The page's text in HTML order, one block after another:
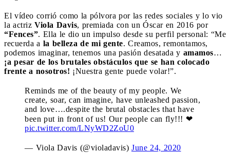
El vídeo corrió como la pólvora por las redes sociales y lo vio
la actriz Viola Davis, premiada con un Óscar en 2016 por
“Fences”. Ella le dio un impulso desde su perfil personal: “Me
recuerda a la belleza de mi gente. Creamos, remontamos,
podemos imaginar, tenemos una pasión desatada y amamos…
¡a pesar de los brutales obstáculos que se han colocado
frente a nosotros! ¡Nuestra gente puede volar!”.
Reminds me of the beauty of my people. We
create, soar, can imagine, have unleashed passion,
and love….despite the brutal obstacles that have
been put in front of us! Our people can fly!!! ❤
pic.twitter.com/LNyWD2ZoU0
— Viola Davis (@violadavis) June 24, 2020